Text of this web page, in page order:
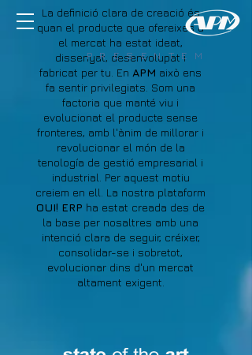
P R E S E N T E M
La definició clara de creació és
quan el producte que ofereixes a
el mercat ha estat ideat,
dissenyat, desenvolupat i
fabricat per tu. En APM això ens
fa sentir privilegiats. Som una
factoria que manté viu i
evolucionat el producte sense
fronteres, amb l'ànim de millorar i
revolucionar el món de la
tenología de gestió empresarial i
industrial. Per aquest motiu
creiem en ell. La nostra plataform
OUI! ERP ha estat creada des de
la base per nosaltres amb una
intenció clara de seguir, créixer,
consolidar-se i sobretot,
evolucionar dins d'un mercat
altament exigent.